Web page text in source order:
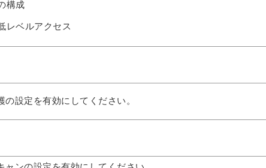
構成
レベルアクセス
の設定を有効にしてください。